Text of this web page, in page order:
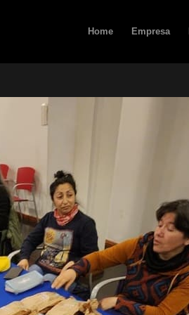
Home Empresa